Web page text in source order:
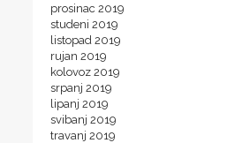
prosinac 2019
studeni 2019
listopad 2019
rujan 2019
kolovoz 2019
srpanj 2019
lipanj 2019
svibanj 2019
travanj 2019